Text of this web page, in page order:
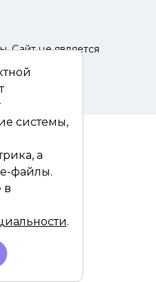
Сайт не является
системы,
а
файлы.
в
.